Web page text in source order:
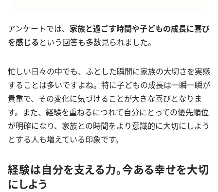
アンケートでは、 家族と過ごす時間や子どもの成長に喜び
を感じる という回答も多数見られました。
忙しい日々の中でも、ふとした瞬間に家族の大切さを実感
することは多いですよね。特に子どもの成長は一瞬一瞬が
貴重で、その変化に気づけることが大きな喜びとなりま
す。また、経験を重ねるにつれて自分にとっての優先順位
が明確になり、家族との時間をより意識的に大切にしよう
とする人も増えている印象です。
経験は自分を支える力。今ある幸せを大切
にしよう